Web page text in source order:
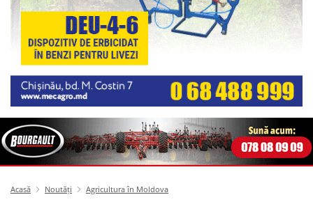
Acasă Noutăți Agricultura în Moldova